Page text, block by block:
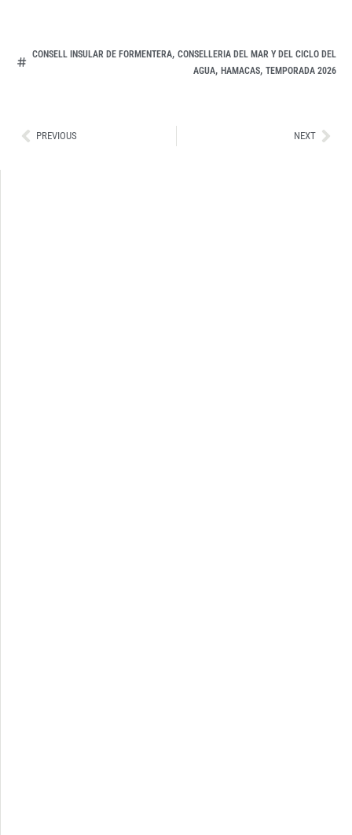
CONSELL INSULAR DE FORMENTERA, CONSELLERIA DEL MAR Y DEL CICLO DEL
AGUA, HAMACAS, TEMPORADA 2026
AntPREVIOUS NEXT